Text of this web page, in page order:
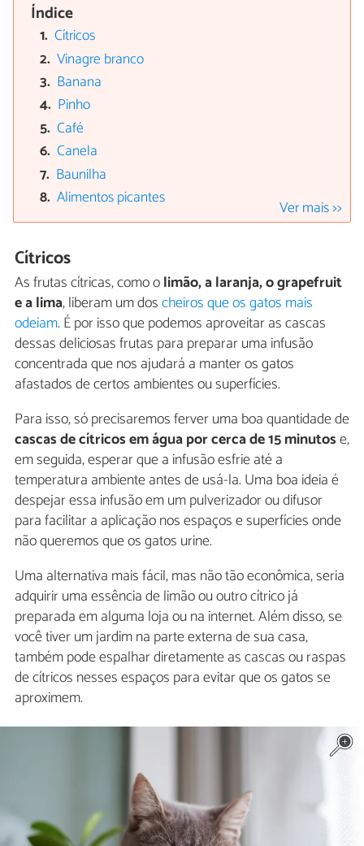
Índice
Cítricos
Vinagre branco
Banana
Pinho
Café
Canela
Baunilha
Alimentos picantes
Ver mais >>
Cítricos
As frutas cítricas, como olimão, a laranja, o grapefruit
e a lima, liberam um doscheiros que os gatos mais
odeiam. É por isso que podemos aproveitar as cascas
dessas deliciosas frutas para preparar uma infusão
concentrada que nos ajudará a manter os gatos
afastados de certos ambientes ou superfícies.
Para isso, só precisaremos ferver uma boa quantidade de
cascas de cítricos em água por cerca de 15 minutose,
em seguida, esperar que a infusão esfrie até a
temperatura ambiente antes de usá-la. Uma boa ideia é
despejar essa infusão em um pulverizador ou difusor
para facilitar a aplicação nos espaços e superfícies onde
não queremos que os gatos urine.
Uma alternativa mais fácil, mas não tão econômica, seria
adquirir uma essência de limão ou outro cítrico já
preparada em alguma loja ou na internet. Além disso, se
você tiver um jardim na parte externa de sua casa,
também pode espalhar diretamente as cascas ou raspas
de cítricos nesses espaços para evitar que os gatos se
aproximem.